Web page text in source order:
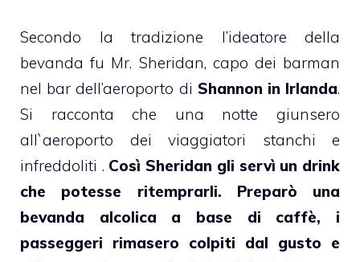
Secondo la tradizione l’ideatore della
bevanda fu Mr. Sheridan, capo dei barman
nel bar dell’aeroporto di Shannon in Irlanda.
Si racconta che una notte giunsero
all`aeroporto dei viaggiatori stanchi e
infreddoliti . Così Sheridan gli servì un drink
che potesse ritemprarli. Preparò una
bevanda alcolica a base di caffè, i
passeggeri rimasero colpiti dal gusto e